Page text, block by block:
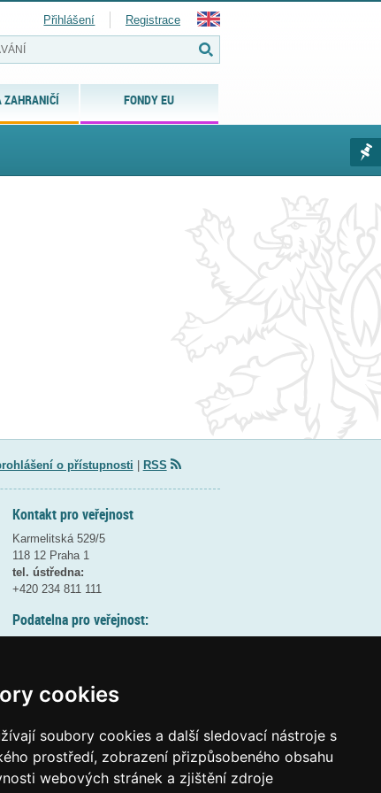
cookies
soubory cookies a další sledovací nástroje s
prostředí, zobrazení přizpůsobeného obsahu
webových stránek a zjištění zdroje
ZAHRANIČÍ FONDY EU
Přihlášení Registrace
o přístupnosti RSS
Kontakt pro veřejnost
Karmelitská 529/5
118 12 Praha 1
tel. ústředna:
+420 234 811 111
Podatelna pro veřejnost:
(více informací
Elektronická podatelna:
posta@msmtgov cz